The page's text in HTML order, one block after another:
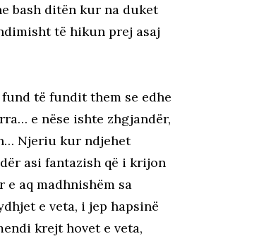
bash ditën kur na duket
të hikun prej asaj
të fundit them se edhe
e nëse ishte zhgjandër,
Njeriu kur ndjehet
asi fantazish që i krijon
aq madhnishëm sa
e veta, i jep hapsinë
krejt hovet e veta,